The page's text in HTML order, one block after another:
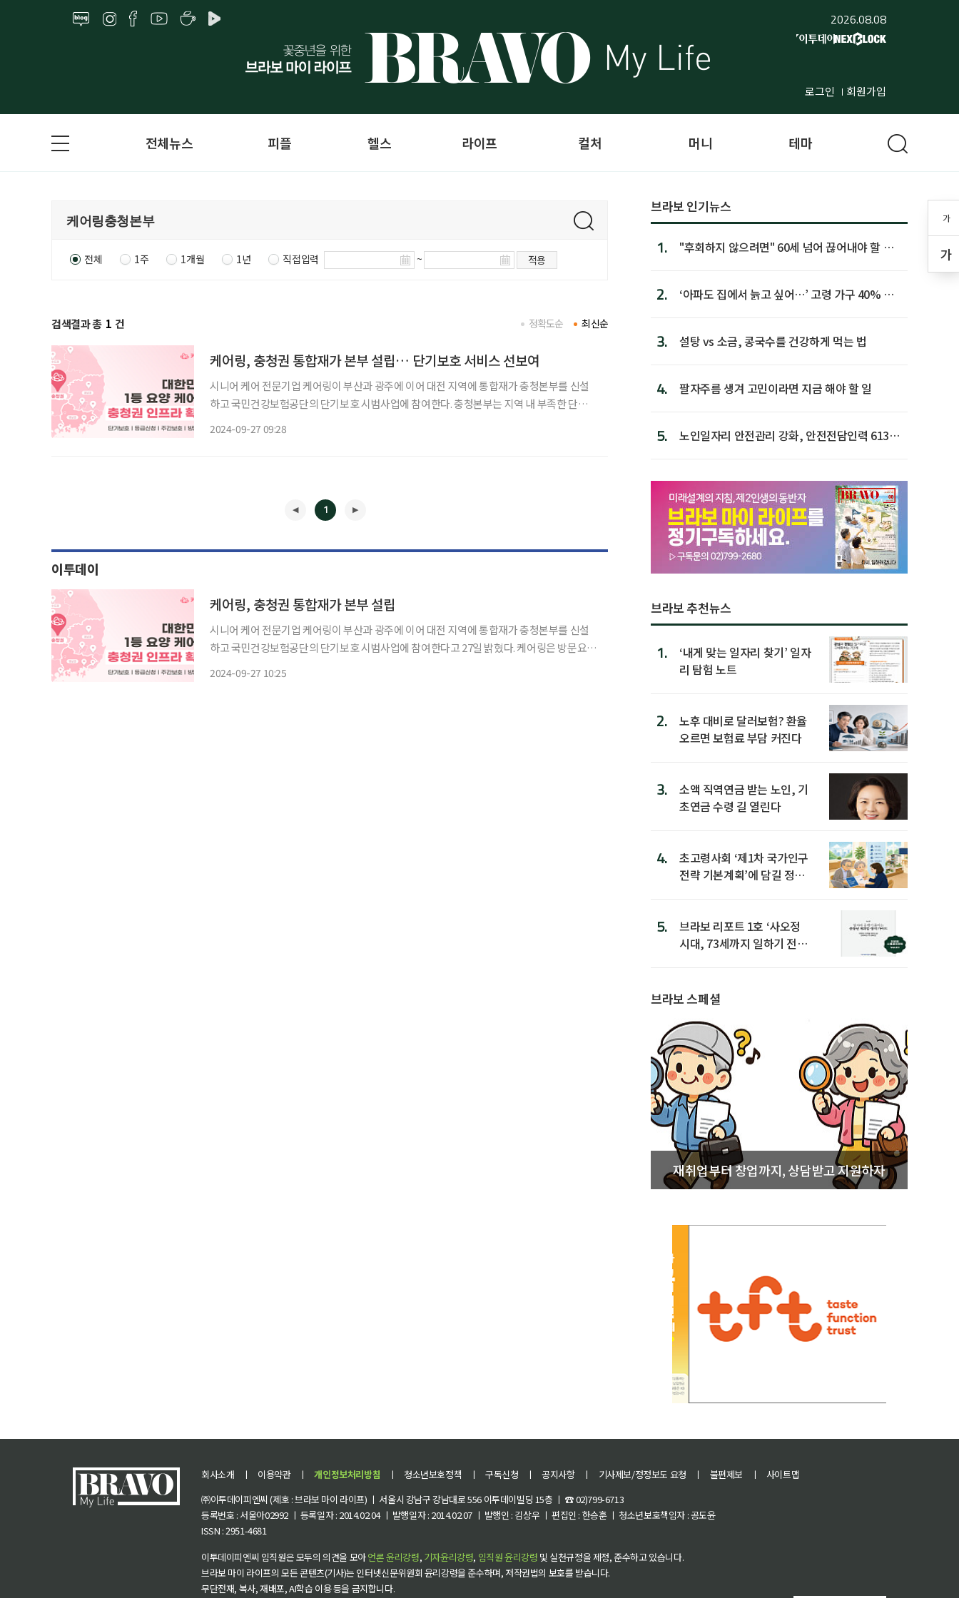
2026.08.08
로그인 회원가입
가
가
전체뉴스 피플 헬스 라이프 컬처 머니 테마
전체 1주 1개월 1년 직접입력 ~ 적용
검색결과 총 1 건 최신순
정확도순
케어링, 충청권 통합재가 본부 설립… 단기보호 서비스 선보여
시니어 케어 전문기업 케어링이 부산과 광주에 이어 대전 지역에 통합재가 충청본부를 신설
하고 국민건강보험공단의 단기보호 시범사업에 참여한다. 충청본부는 지역 내 부족한 단기보
2024-09-27 09:28
1
이투데이
케어링, 충청권 통합재가 본부 설립
시니어 케어 전문기업 케어링이 부산과 광주에 이어 대전 지역에 통합재가 충청본부를 신설
하고 국민건강보험공단의 단기보호 시범사업에 참여한다고 27일 밝혔다. 케어링은 방문요
2024-09-27 10:25
브라보 인기뉴스
1.
"후회하지 않으려면" 60세 넘어 끊어내야 할 사
2.
‘아파도 집에서 늙고 싶어…’ 고령 가구 40% 노
3. 설탕 vs 소금, 콩국수를 건강하게 먹는 법
4. 팔자주름 생겨 고민이라면 지금 해야 할 일
5.
노인일자리 안전관리 강화, 안전전담인력 613명
브라보 추천뉴스
1.
‘내게 맞는 일자리 찾기’ 일자
리 탐험 노트
2.
노후 대비로 달러보험? 환율
오르면 보험료 부담 커진다
3.
소액 직역연금 받는 노인, 기
초연금 수령 길 열린다
4.
초고령사회 ‘제1차 국가인구
전략 기본계획’에 담길 정책
5.
브라보 리포트 1호 ‘사오정
시대, 73세까지 일하기 전략’
브라보 스페셜
재취업부터 창업까지, 상담받고 지원하자
회사소개 ㅣ 이용약관 ㅣ 개인정보처리방침 ㅣ 청소년보호정책 ㅣ 구독신청 ㅣ 공지사항 ㅣ 기사제보/정정보도 요청 ㅣ 불편제보 ㅣ
사이트맵
㈜이투데이피엔씨 (제호 : 브라보 마이 라이프) ㅣ 서울시 강남구 강남대로 556 이투데이빌딩 15층 ㅣ ☎ 02)799-6713
등록번호 : 서울아02992 ㅣ 등록일자 : 2014.02.04 ㅣ 발행일자 : 2014.02.07 ㅣ 발행인 : 김상우 ㅣ 편집인 : 한승훈 ㅣ 청소년보호책임자 : 공도윤
ISSN : 2951-4681
이투데이피엔씨 임직원은 모두의 의견을 모아언론 윤리강령, 기자윤리강령, 임직원 윤리강령 및 실천규정을 제정, 준수하고 있습니다.
브라보 마이 라이프의 모든 콘텐츠(기사)는 인터넷신문위원회 윤리강령을 준수하며, 저작권법의 보호를 받습니다.
무단전재, 복사, 재배포, AI학습 이용 등을 금지합니다.